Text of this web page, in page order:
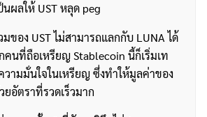
ผลให้ UST หลุด peg
ของ UST ไม่สามารถแลกกับ LUNA ได้
คนที่ถือเหรียญ Stablecoin นี้ก็เริ่มเท
วามมั่นใจในเหรียญ ซึ่งทำให้มูลค่าของ
อัตราที่รวดเร็วมาก